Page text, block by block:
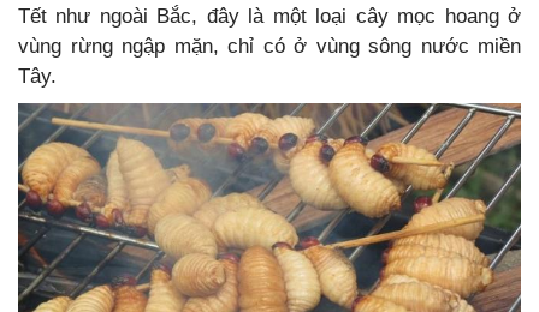
Tết như ngoài Bắc, đây là một loại cây mọc hoang ở
vùng rừng ngập mặn, chỉ có ở vùng sông nước miền
Tây.